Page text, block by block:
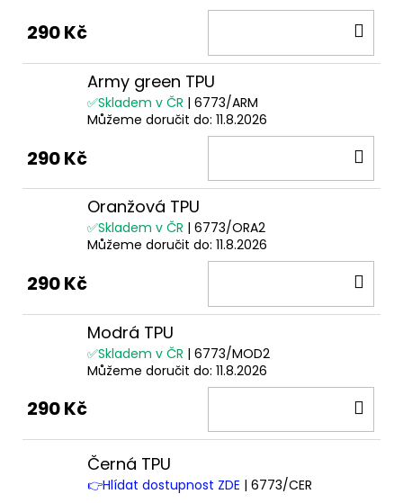
290 Kč
Army green TPU
✅Skladem v ČR | 6773/ARM
Můžeme doručit do: 11.8.2026
290 Kč
Oranžová TPU
✅Skladem v ČR | 6773/ORA2
Můžeme doručit do: 11.8.2026
290 Kč
Modrá TPU
✅Skladem v ČR | 6773/MOD2
Můžeme doručit do: 11.8.2026
290 Kč
Černá TPU
👉Hlídat dostupnost ZDE | 6773/CER